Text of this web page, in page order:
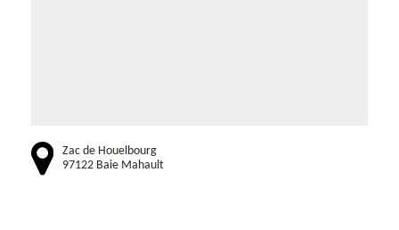
Zac de Houelbourg
97122 Baie Mahault